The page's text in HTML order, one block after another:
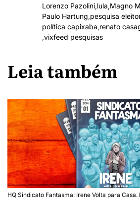
Lorenzo Pazolini,lula,Magno
Paulo Hartung,pesquisa
política capixaba,renato
,vixfeed pesquisas
Leia também
HQ Sindicato Fantasma: Irene Volta para